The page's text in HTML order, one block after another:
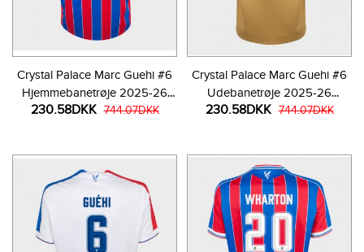
Crystal Palace Marc Guehi #6
Hjemmebanetrøje 2025-26
Kortærmet
230.58DKK 744.07DKK
Crystal Palace Marc Guehi #6
Udebanetrøje 2025-26
Kortærmet
230.58DKK 744.07DKK